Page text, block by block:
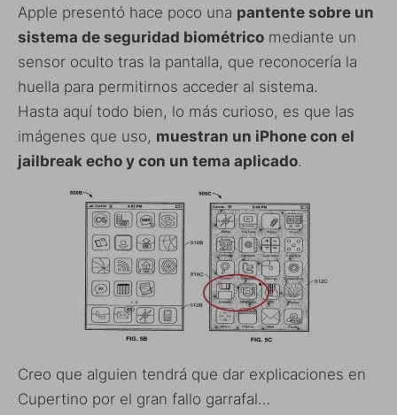
Apple presentó hace poco una pantente sobre un
sistema de seguridad biométrico mediante un
sensor oculto tras la pantalla, que reconocería la
huella para permitirnos acceder al sistema.
Hasta aquí todo bien, lo más curioso, es que las
imágenes que uso, muestran un iPhone con el
jailbreak echo y con un tema aplicado.
Creo que alguien tendrá que dar explicaciones en
Cupertino por el gran fallo garrafal…